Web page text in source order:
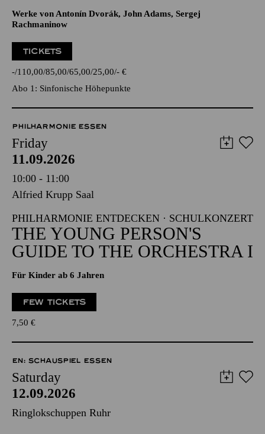
Werke von Antonín Dvorák, John Adams, Sergej
Rachmaninow
TICKETS
- 110,00 85,00 65,00 25,00 - €
Abo 1: Sinfonische Höhepunkte
PHILHARMONIE ESSEN
Friday
11.09.2026
10:00 - 11:00
Alfried Krupp Saal
PHILHARMONIE ENTDECKEN · SCHULKONZERT
THE YOUNG PERSON'S
GUIDE TO THE ORCHESTRA I
Für Kinder ab 6 Jahren
FEW TICKETS
7,50 €
EN: SCHAUSPIEL ESSEN
Saturday
12.09.2026
Ringlokschuppen Ruhr